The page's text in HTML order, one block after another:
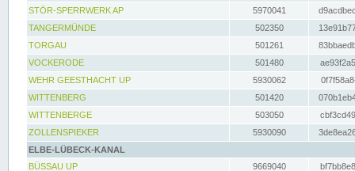
STÖR-SPERRWERK AP 5970041
TANGERMÜNDE
502350
TORGAU
501261
VOCKERODE
501480
WEHR GEESTHACHT UP
5930062
WITTENBERG
501420
WITTENBERGE
503050
ZOLLENSPIEKER
5930090
ELBE-LÜBECK-KANAL
BÜSSAU UP
9669040